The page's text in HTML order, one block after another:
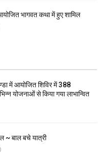
भागवत कथा में हुए शामिल
में आयोजित शिविर में 388
योजनाओं से किया गया लाभान्वित
~ बाल बचे यात्री